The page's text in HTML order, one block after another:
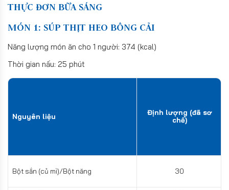
THỰC ĐƠN BỮA SÁNG
MÓN 1: SÚP THỊT HEO BÔNG CẢI
Năng lượng món ăn cho 1 người: 374 (kcal)
Thời gian nấu: 25 phút
Nguyên liệu
Định lượng (đã sơ
chế)
Bột sắn (củ mì)/Bột năng 30